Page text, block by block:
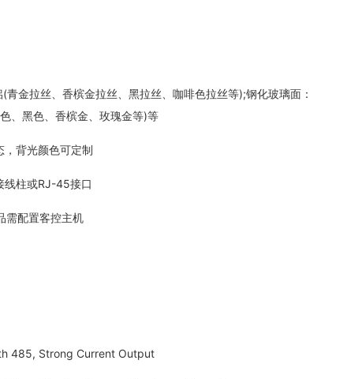
拉丝、香槟金拉丝、黑拉丝、咖啡色拉丝等);钢化玻璃面：
、黑色、香槟金、玫瑰金等)等
背光颜色可定制
柱或RJ-45接口
配置客控主机
485, Strong Current Output